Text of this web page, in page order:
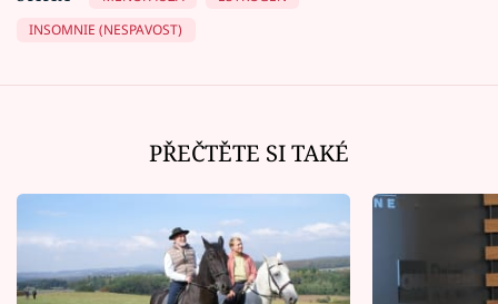
INSOMNIE (NESPAVOST)
PŘEČTĚTE SI TAKÉ